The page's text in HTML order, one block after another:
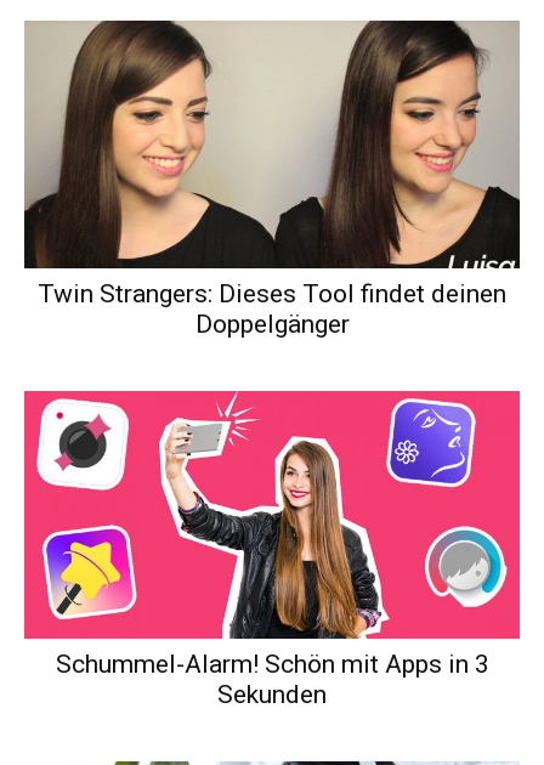
Twin Strangers: Dieses Tool findet deinen
Doppelgänger
Schummel-Alarm! Schön mit Apps in 3
Sekunden